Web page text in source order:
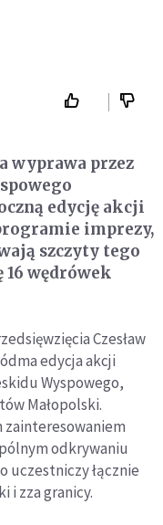
wyprawa przez
edycję akcji
imprezy,
szczyty tego
16 wędrówek
Czesław
edycja akcji
Wyspowego,
Małopolski.
zainteresowaniem
odkrywaniu
uczestniczy łącznie
i zza granicy.